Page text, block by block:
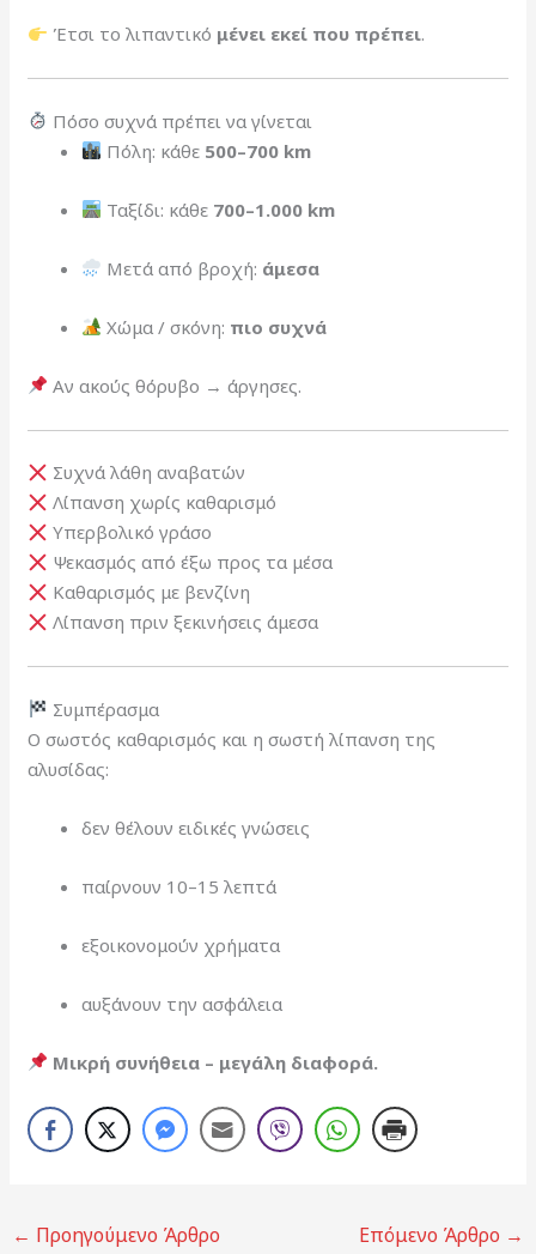
Έτσι το λιπαντικό μένει εκεί που πρέπει.
Πόσο συχνά πρέπει να γίνεται
Πόλη: κάθε 500–700 km
Ταξίδι: κάθε 700–1.000 km
Μετά από βροχή: άμεσα
Χώμα / σκόνη: πιο συχνά
Αν ακούς θόρυβο → άργησες.
Συχνά λάθη αναβατών
Λίπανση χωρίς καθαρισμό
Υπερβολικό γράσο
Ψεκασμός από έξω προς τα μέσα
Καθαρισμός με βενζίνη
Λίπανση πριν ξεκινήσεις άμεσα
Συμπέρασμα
Ο σωστός καθαρισμός και η σωστή λίπανση της
αλυσίδας:
δεν θέλουν ειδικές γνώσεις
παίρνουν 10–15 λεπτά
εξοικονομούν χρήματα
αυξάνουν την ασφάλεια
Μικρή συνήθεια – μεγάλη διαφορά.
← Προηγούμενο Άρθρο Επόμενο Άρθρο →